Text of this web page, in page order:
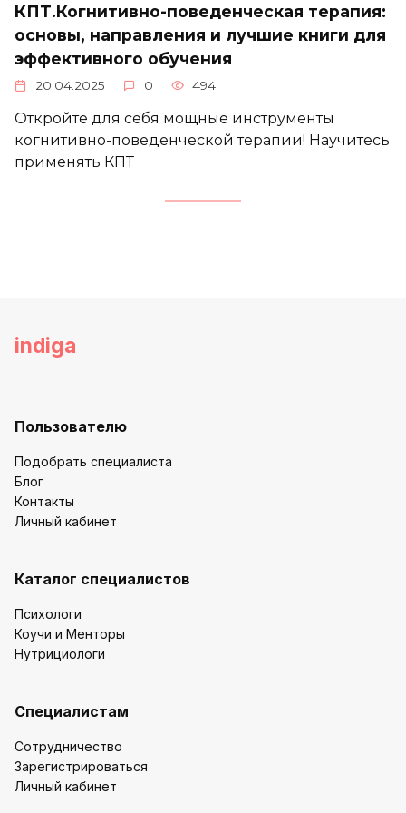
КПТ.Когнитивно-поведенческая терапия:
основы, направления и лучшие книги для
эффективного обучения
20.04.2025 0 494
Откройте для себя мощные инструменты
когнитивно-поведенческой терапии! Научитесь
применять КПТ
indiga
Пользователю
Подобрать специалиста
Блог
Контакты
Личный кабинет
Каталог специалистов
Психологи
Коучи и Менторы
Нутрициологи
Специалистам
Сотрудничество
Зарегистрироваться
Личный кабинет